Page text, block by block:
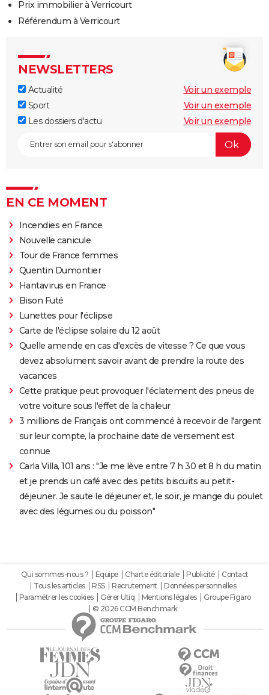
Prix immobilier à Verricourt
Référendum à Verricourt
NEWSLETTERS
Actualité
Voir un exemple
Sport
Voir un exemple
Les dossiers d'actu
Voir un exemple
EN CE MOMENT
Incendies en France
Nouvelle canicule
Tour de France femmes
Quentin Dumontier
Hantavirus en France
Bison Futé
Lunettes pour l'éclipse
Carte de l'éclipse solaire du 12 août
Quelle amende en cas d'excès de vitesse ? Ce que vous
devez absolument savoir avant de prendre la route des
vacances
Cette pratique peut provoquer l'éclatement des pneus de
votre voiture sous l'effet de la chaleur
3 millions de Français ont commencé à recevoir de l'argent
sur leur compte, la prochaine date de versement est
connue
Carla Villa, 101 ans : "Je me lève entre 7 h 30 et 8 h du matin
et je prends un café avec des petits biscuits au petit-
déjeuner. Je saute le déjeuner et, le soir, je mange du poulet
avec des légumes ou du poisson"
Qui sommes-nous ? Equipe Charte éditoriale Publicité
Contact
Tous les articles
RSS Recrutement
Données personnelles
Paramétrer les cookies
Gérer Utiq Mentions légales
Groupe Figaro
© 2026 CCM Benchmark